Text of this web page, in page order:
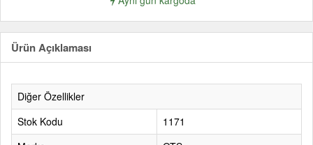
Ürün Açıklaması
Diğer Özellikler
Stok Kodu
1171